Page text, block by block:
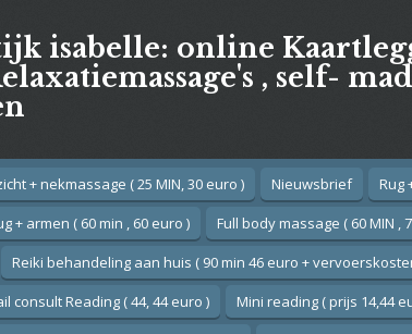
isabelle: online
, self-
+ nekmassage ( 25 MIN, 30 euro ) Nieuwsbrief
Rug
+ armen ( 60 min , 60 euro )
Full body massage ( 60 MIN ,
Reiki behandeling aan huis ( 90 min 46 euro +
consult Reading ( 44, 44 euro ) Mini reading ( prijs 14,44